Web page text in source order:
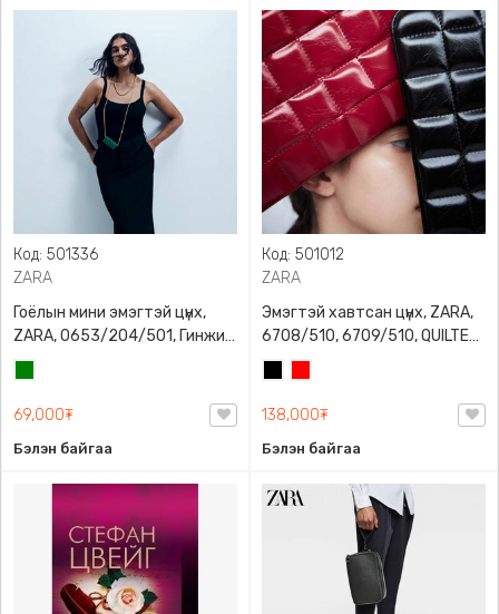
Код: 501336
ZARA
Гоёлын мини эмэгтэй цүнх,
ZARA, 0653/204/501, Гинжин
оосортой, Дотроо тольтой
69,000₮
Бэлэн байгаа
Код: 501012
ZARA
Эмэгтэй хавтсан цүнх, ZARA,
6708/510, 6709/510, QUILTED
CLUTCH BAGDETAILS, Лакан,
Гинжин оосортой
138,000₮
Бэлэн байгаа